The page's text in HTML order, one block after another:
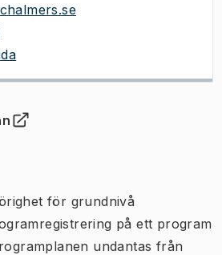
för grundnivå
på ett program
undantas från